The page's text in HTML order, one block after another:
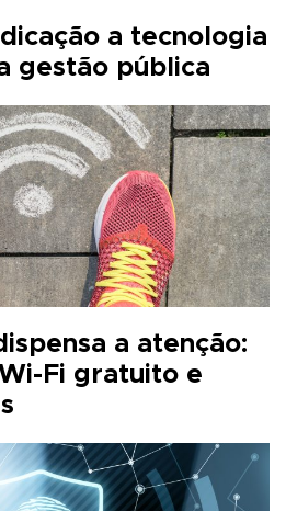
a tecnologia
gestão pública
a atenção:
Fi gratuito e